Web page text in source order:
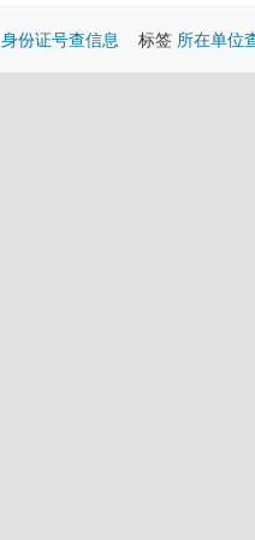
身份证号查信息 标签 所在单位